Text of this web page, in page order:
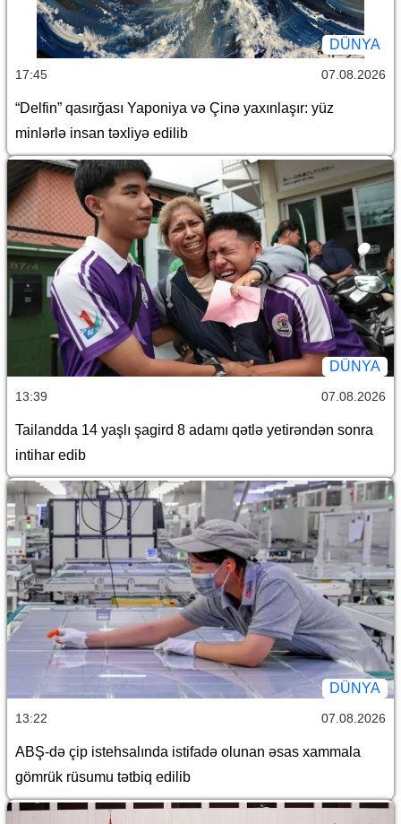
DÜNYA
17:45 07.08.2026
“Delfin” qasırğası Yaponiya və Çinə yaxınlaşır: yüz
minlərlə insan təxliyə edilib
DÜNYA
13:39 07.08.2026
Tailandda 14 yaşlı şagird 8 adamı qətlə yetirəndən sonra
intihar edib
DÜNYA
13:22 07.08.2026
ABŞ-də çip istehsalında istifadə olunan əsas xammala
gömrük rüsumu tətbiq edilib